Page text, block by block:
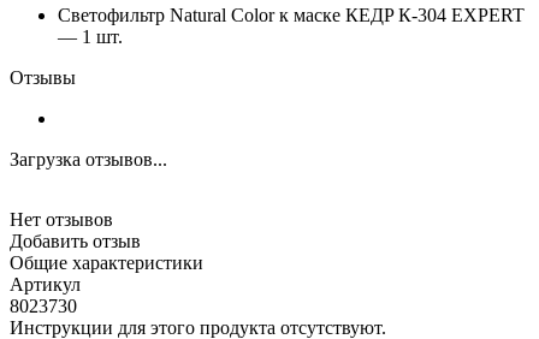
Светофильтр Natural Color к маске КЕДP К-304 EXPERT
— 1 шт.
Отзывы
Загрузка отзывов...
Нет отзывов
Добавить отзыв
Общие характеристики
Артикул
8023730
Инструкции для этого продукта отсутствуют.